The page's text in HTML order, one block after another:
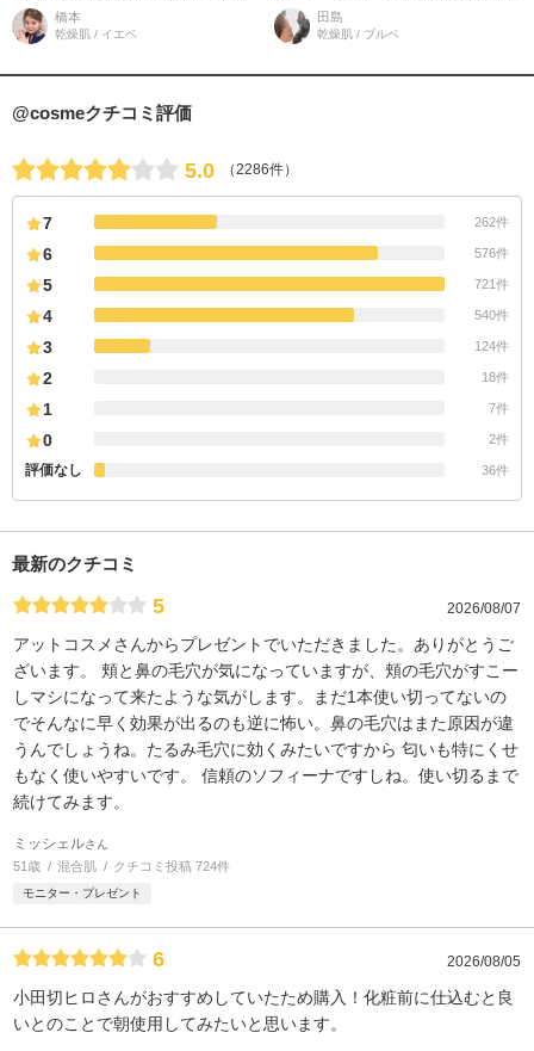
気の3品をチェックしました♪ 1,水光ピー
リング泡セラム 洗顔後最初
橋本
乾燥肌 / イエベ
容液』 肌の角層まで潤いを届け、ふっく
らとしたハリを与えることで
田島
乾燥肌 / ブルベ
@cosmeクチコミ評価
5.0 （2286件）
7 262件
6 576件
5 721件
4 540件
3 124件
2 18件
1 7件
0 2件
評価なし 36件
最新のクチコミ
5 2026/08/07
アットコスメさんからプレゼントでいただきました。ありがとうご
ざいます。 頬と鼻の毛穴が気になっていますが、頬の毛穴がすこー
しマシになって来たような気がします。まだ1本使い切ってないの
でそんなに早く効果が出るのも逆に怖い。鼻の毛穴はまた原因が違
うんでしょうね。たるみ毛穴に効くみたいですから 匂いも特にくせ
もなく使いやすいです。 信頼のソフィーナですしね。使い切るまで
続けてみます。
ミッシェルさん
51歳 混合肌 クチコミ投稿 724件
モニター・プレゼント
6 2026/08/05
小田切ヒロさんがおすすめしていたため購入！化粧前に仕込むと良
いとのことで朝使用してみたいと思います。